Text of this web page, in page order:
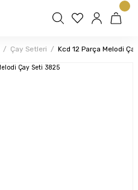
Çay Setleri Kcd 12 Parça Melodi